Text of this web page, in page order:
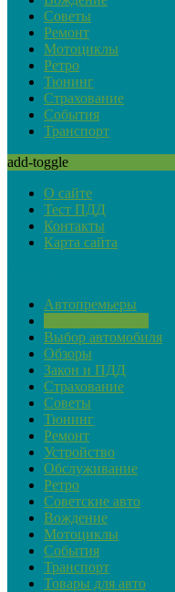
Советы
Ремонт
Мотоциклы
Ретро
Тюнинг
Страхование
События
Транспорт
add-toggle
О сайте
Тест ПДД
Контакты
Карта сайта
Автопремьеры
Выбор автомобиля
Обзоры
Закон и ПДД
Страхование
Советы
Тюнинг
Ремонт
Устройство
Обслуживание
Ретро
Советские авто
Вождение
Мотоциклы
События
Транспорт
Товары для авто